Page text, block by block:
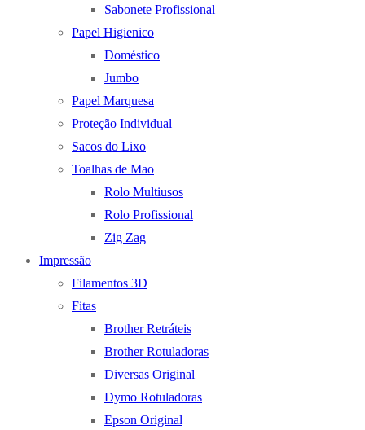
Sabonete Profissional
Papel Higienico
Doméstico
Jumbo
Papel Marquesa
Proteção Individual
Sacos do Lixo
Toalhas de Mao
Rolo Multiusos
Rolo Profissional
Zig Zag
Impressão
Filamentos 3D
Fitas
Brother Retráteis
Brother Rotuladoras
Diversas Original
Dymo Rotuladoras
Epson Original